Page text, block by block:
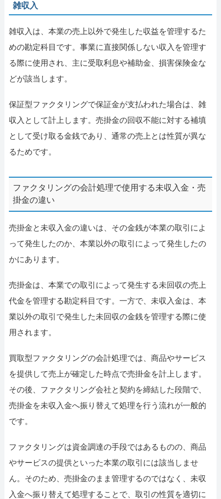
雑収入
雑収入は、本業の売上以外で発生した収益を管理するた
めの勘定科目です。事業に直接関係しない収入を管理す
る際に使用され、主に受取利息や補助金、損害保険金な
どが該当します。
保証型ファクタリングで保証金が支払われた場合は、雑
収入として計上します。売掛金の回収不能に対する補填
として受け取る金銭であり、通常の売上とは性質が異な
るためです。
ファクタリングの会計処理で使用する未収入金・売
掛金の違い
売掛金と未収入金の違いは、その金銭が本業の取引によ
って発生したのか、本業以外の取引によって発生したの
かにあります。
売掛金は、本業での取引によって発生する未回収の売上
代金を管理する勘定科目です。一方で、未収入金は、本
業以外の取引で発生した未回収の金銭を管理する際に使
用されます。
買取型ファクタリングの会計処理では、商品やサービス
を提供して売上が確定した時点で売掛金を計上します。
その後、ファクタリング会社と契約を締結した段階で、
売掛金を未収入金へ振り替えて処理を行う流れが一般的
です。
ファクタリングは資金調達の手段ではあるものの、商品
やサービスの提供といった本業の取引には該当しませ
ん。そのため、売掛金のまま管理するのではなく、未収
入金へ振り替えて処理することで、取引の性質を適切に